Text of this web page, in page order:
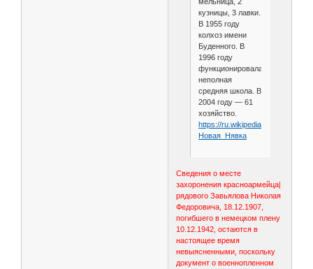
кузницы, 3 лавки.
В 1955 году
колхоз имени
Буденного. В
1996 году
функционировала
неполная
средняя школа. В
2004 году — 61
хозяйство.
https://ru.wikipedia.org/wiki/
Новая_Нявка
Сведения о месте
захоронения красноармейца|
рядового Завьялова Николая
Федоровича, 18.12.1907,
погибшего в немецком плену
10.12.1942, остаются в
настоящее время
невыясненными, поскольку
документ о военнопленном